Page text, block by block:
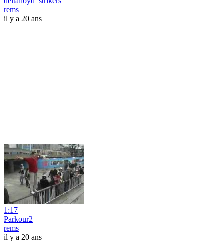
rems
il y a 20 ans
1:17
Parkour2
rems
il y a 20 ans